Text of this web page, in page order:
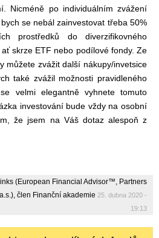
Nicméně po individuálním zvážení
se nebál zainvestovat třeba 50%
prostředků do diverzifikovného
skrze ETF nebo podílové fondy. Ze
můžete zvážit další nákupy/invetsice
také zvážil možnosti pravidleného
velmi elegantně vyhnete tomuto
investování bude vždy na osobní
že jsem na Váš dotaz alespoň z
(European Financial Advisor™, Partners
člen Finanční akademie 25. dubna 2020 -
19:13